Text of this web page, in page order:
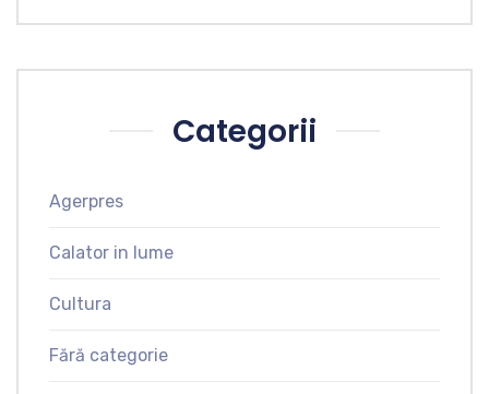
Categorii
Agerpres
Calator in lume
Cultura
Fără categorie